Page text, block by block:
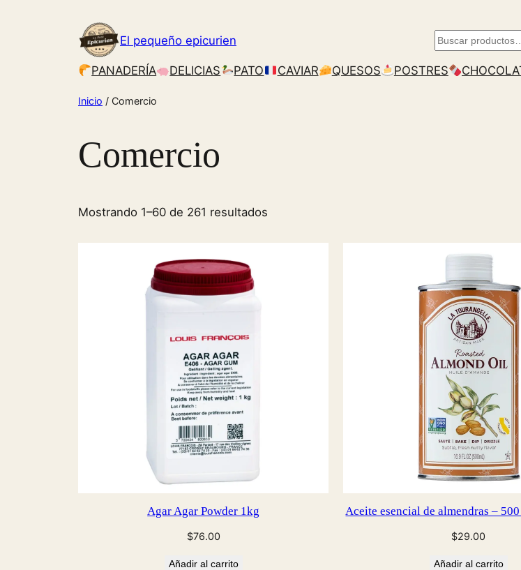
El pequeño epicurien Buscar
PANADERÍA DELICIAS PATO CAVIAR QUESOS POSTRES
Inicio / Comercio
Comercio
Mostrando 1–60 de 261 resultados
Agar Agar Powder 1kg
$76.00
Añadir al carrito
Aceite esencial de almendras –
$29.00
Añadir al carrito